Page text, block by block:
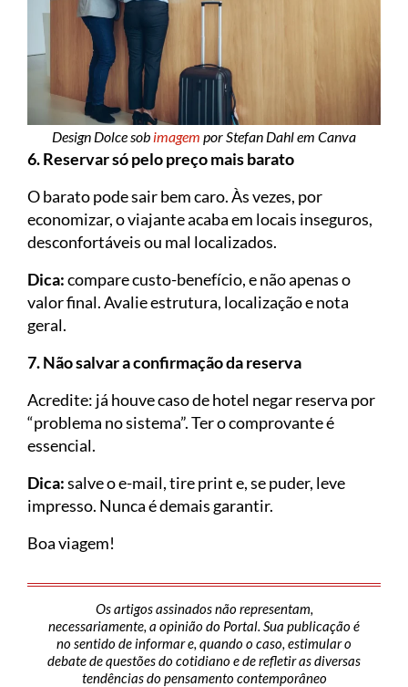
Design Dolce sob imagem por Stefan Dahl em Canva
6. Reservar só pelo preço mais barato
O barato pode sair bem caro. Às vezes, por
economizar, o viajante acaba em locais inseguros,
desconfortáveis ou mal localizados.
Dica:compare custo-benefício, e não apenas o
valor final. Avalie estrutura, localização e nota
geral.
7. Não salvar a confirmação da reserva
Acredite: já houve caso de hotel negar reserva por
“problema no sistema”. Ter o comprovante é
essencial.
Dica:salve o e-mail, tire print e, se puder, leve
impresso. Nunca é demais garantir.
Boa viagem!
Os artigos assinados não representam,
necessariamente, a opinião do Portal. Sua publicação é
no sentido de informar e, quando o caso, estimular o
debate de questões do cotidiano e de refletir as diversas
tendências do pensamento contemporâneo